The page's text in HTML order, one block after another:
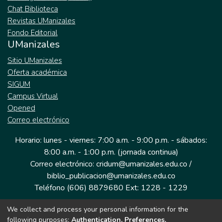
aprendizaje in situ” que posibilita nuevas
humanización. Emociones como el miedo, el
estudiante hacia el aprendizaje y del
estudiantes, configurando la vida escolar
meramente instructiva, cuando las
experiencias de ambos son reconocidas
como formas legítimas de saber y
encuentro.
Chat Biblioteca
Revistas UManizales
Fondo Editorial
UManizales
Sitio UManizales
Oferta académica
SIGUM
Campus Virtual
Opened
Correo electrónico
Horario: lunes - viernes: 7:00 a.m. - 9:00 p.m. - sábados:
8:00 a.m. - 1:00 p.m. (jornada continua)
Correo electrónico: cridum@umanizales.edu.co /
biblio_publicacion@umanizales.edu.co
Teléfono (606) 8879680 Ext: 1228 - 1229
Dirección: Cra 9 a # 19-03 Edificio histórico, piso 1
We collect and process your personal information for the
following purposes: Authentication, Preferences,